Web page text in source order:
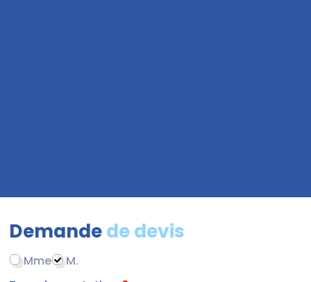
Demandede devis
Mme
M.